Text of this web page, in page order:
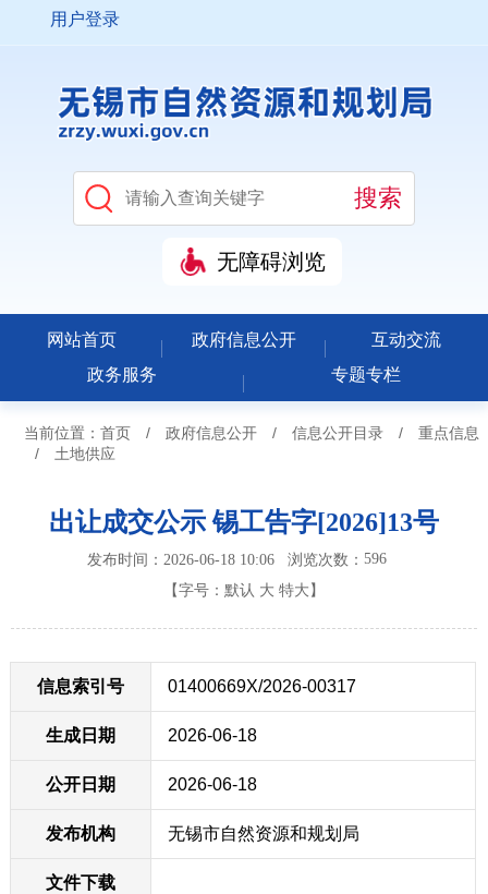
用户登录
无障碍浏览
网站首页 政府信息公开
互动交流
政务服务
专题专栏
当前位置： 首页 / 政府信息公开 / 信息公开目录 /
重点信息
/
土地供应
出让成交公示 锡工告字[2026]13号
发布时间：2026-06-18 10:06 浏览次数： 596
【字号： 默认 大 特大 】
信息索引号 01400669X/2026-00317
生成日期 2026-06-18
公开日期 2026-06-18
发布机构 无锡市自然资源和规划局
文件下载